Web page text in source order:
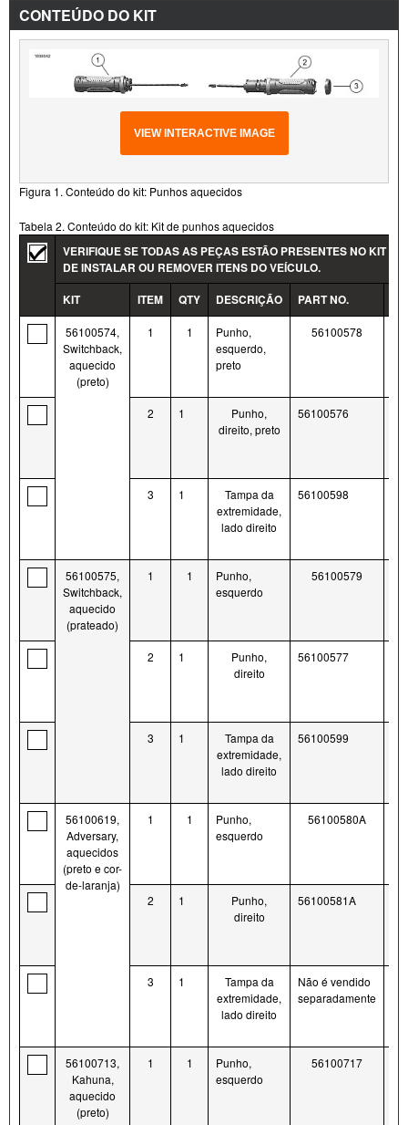
CONTEÚDO DO KIT
VIEW INTERACTIVE IMAGE
Figura 1. Conteúdo do kit: Punhos aquecidos
Tabela 2. Conteúdo do kit: Kit de punhos aquecidos
VERIFIQUE SE TODAS AS PEÇAS ESTÃO PRESENTES NO KIT
DE INSTALAR OU REMOVER ITENS DO VEÍCULO.
KIT
ITEM QTY DESCRIÇÃO PART NO.
56100574,
Switchback,
aquecido
(preto)
1 1
Punho,
esquerdo,
preto
56100578
2 1
Punho,
direito, preto
56100576
3 1
Tampa da
extremidade,
lado direito
56100598
56100575,
Switchback,
aquecido
(prateado)
1 1
Punho,
esquerdo
56100579
2 1
Punho,
direito
56100577
3 1
Tampa da
extremidade,
lado direito
56100599
56100619,
Adversary,
aquecidos
(preto e cor-
de-laranja)
1 1
Punho,
esquerdo
56100580A
2 1
Punho,
direito
56100581A
3 1
Tampa da
extremidade,
lado direito
Não é vendido
separadamente
56100713,
Kahuna,
aquecido
(preto)
1 1
Punho,
esquerdo
56100717